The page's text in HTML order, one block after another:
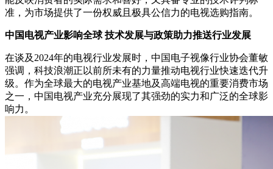
准，为市场提供了一份权威且极具公信力的电视选购指南。
中国电视产业影响全球 技术发展与政策助力推送行业发展
在谈及2024年的电视行业发展时，中国电子视像行业协会董敏
强调，科技浪潮正以前所未有的力量推动电视行业快速迭代升
级。作为全球最大的电视产业基地及高端电视的重要消费市场
之一，中国电视产业充分展现了其强劲的实力和广泛的全球影
响力。